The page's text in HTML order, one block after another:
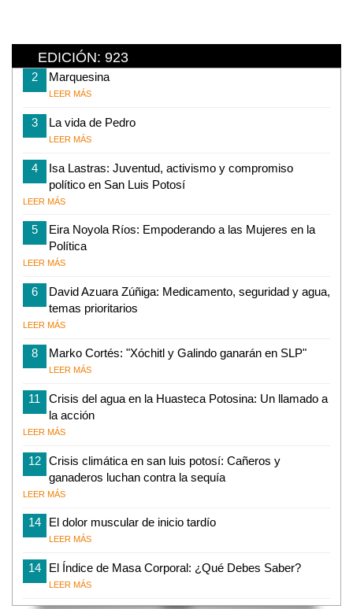
EDICIÓN: 923
2 Marquesina
LEER MÁS
3 La vida de Pedro
LEER MÁS
4
Isa Lastras: Juventud, activismo y compromiso
político en San Luis Potosí
LEER MÁS
5
Eira Noyola Ríos: Empoderando a las Mujeres en la
Política
LEER MÁS
6
David Azuara Zúñiga: Medicamento, seguridad y agua,
temas prioritarios
LEER MÁS
8 Marko Cortés: "Xóchitl y Galindo ganarán en SLP"
LEER MÁS
11
Crisis del agua en la Huasteca Potosina: Un llamado a
la acción
LEER MÁS
12
Crisis climática en san luis potosí: Cañeros y
ganaderos luchan contra la sequía
LEER MÁS
14 El dolor muscular de inicio tardío
LEER MÁS
14 El Índice de Masa Corporal: ¿Qué Debes Saber?
LEER MÁS